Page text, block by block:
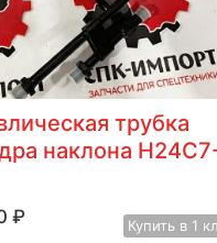
трубка
наклона
₽ Купить в 1